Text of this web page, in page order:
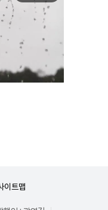
이트맵